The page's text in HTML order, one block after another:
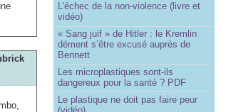
L’échec de la non-violence (livre et
vidéo)
« Sang juif » de Hitler : le Kremlin
dément s’être excusé auprès de
Bennett
Les microplastiques sont-ils
dangereux pour la santé ? PDF
Le plastique ne doit pas faire peur